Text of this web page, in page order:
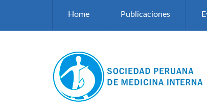
Home Publicaciones